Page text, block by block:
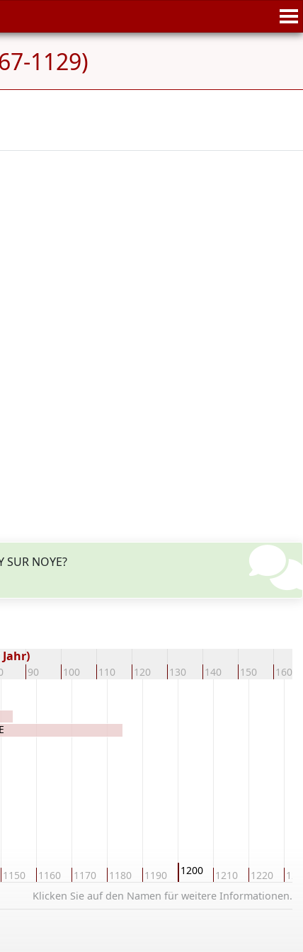
1129)
NOYE?
90 100 110 120 130 140 150 160
1150 1160 1170 1180 1190 1200 1210 1220
Klicken Sie auf den Namen für weitere Informationen.